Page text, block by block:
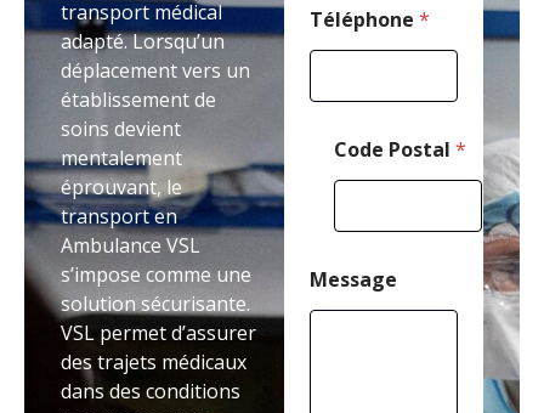
transport médical
adapté. Lorsqu’un
déplacement vers un
établissement de
soins devient
mentalement
éprouvant, le
transport en
Ambulance VSL
s’impose comme une
solution sécurisante.
VSL permet d’assurer
des trajets médicaux
dans des conditions
e
M
g
e
Téléphone *
Code Postal *
Message